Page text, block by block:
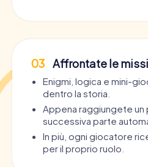
03 Affrontate le
Enigmi, logica e mini-
dentro la storia.
Appena raggiungete un
successiva parte
In più, ogni giocatore
per il proprio ruolo.